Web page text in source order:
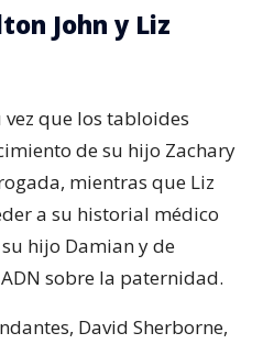
John y Liz
vez que los tabloides
de su hijo Zachary
mientras que Liz
a su historial médico
hijo Damian y de
sobre la paternidad.
David Sherborne,